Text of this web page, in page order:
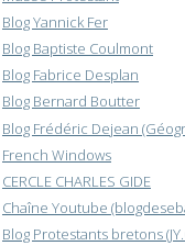
Blog Yannick Fer
Blog Baptiste Coulmont
Blog Fabrice Desplan
Blog Bernard Boutter
Blog Frédéric Dejean
French Windows
CERCLE CHARLES GIDE
Chaîne Youtube
Blog Protestants bretons